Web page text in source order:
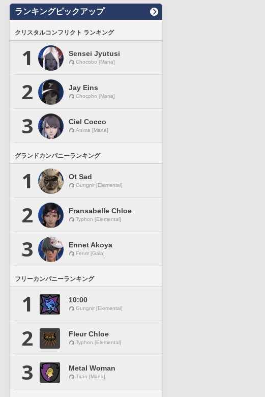
ランキングピックアップ
クリスタルコンフリクト ランキング
1 Sensei Jyutusi
Chocobo [Mana]
2 Jay Eins
Chocobo [Mana]
3 Ciel Cocco
Anima [Mana]
グランドカンパニーランキング
1 Ot Sad
Gungnir [Elemental]
2 Fransabelle Chloe
Typhon [Elemental]
3 Ennet Akoya
Fenrir [Gaia]
フリーカンパニーランキング
1 10:00
Gungnir [Elemental]
2 Fleur Chloe
Typhon [Elemental]
3 Metal Woman
Titan [Mana]